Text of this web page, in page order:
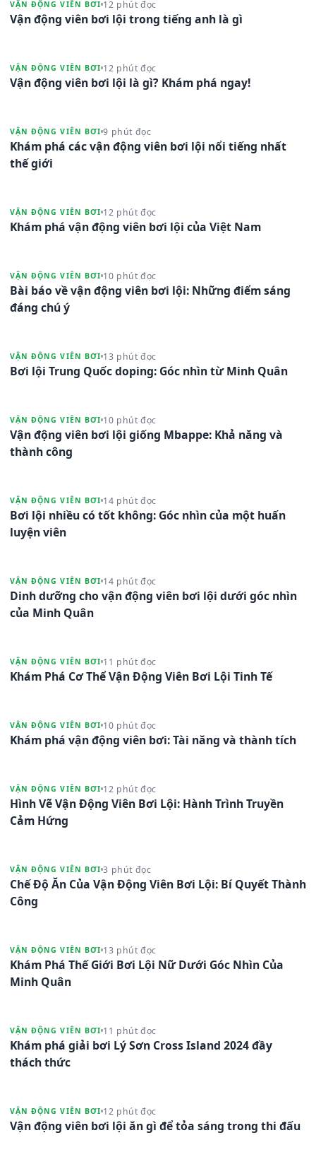
VẬN ĐỘNG VIÊN BƠI 12 phút đọc
Vận động viên bơi lội trong tiếng anh là gì
VẬN ĐỘNG VIÊN BƠI 12 phút đọc
Vận động viên bơi lội là gì? Khám phá ngay!
VẬN ĐỘNG VIÊN BƠI 9 phút đọc
Khám phá các vận động viên bơi lội nổi tiếng nhất
thế giới
VẬN ĐỘNG VIÊN BƠI 12 phút đọc
Khám phá vận động viên bơi lội của Việt Nam
VẬN ĐỘNG VIÊN BƠI 10 phút đọc
Bài báo về vận động viên bơi lội: Những điểm sáng
đáng chú ý
VẬN ĐỘNG VIÊN BƠI 13 phút đọc
Bơi lội Trung Quốc doping: Góc nhìn từ Minh Quân
VẬN ĐỘNG VIÊN BƠI 10 phút đọc
Vận động viên bơi lội giống Mbappe: Khả năng và
thành công
VẬN ĐỘNG VIÊN BƠI 14 phút đọc
Bơi lội nhiều có tốt không: Góc nhìn của một huấn
luyện viên
VẬN ĐỘNG VIÊN BƠI 14 phút đọc
Dinh dưỡng cho vận động viên bơi lội dưới góc nhìn
của Minh Quân
VẬN ĐỘNG VIÊN BƠI 11 phút đọc
Khám Phá Cơ Thể Vận Động Viên Bơi Lội Tinh Tế
VẬN ĐỘNG VIÊN BƠI 10 phút đọc
Khám phá vận động viên bơi: Tài năng và thành tích
VẬN ĐỘNG VIÊN BƠI 12 phút đọc
Hình Vẽ Vận Động Viên Bơi Lội: Hành Trình Truyền
Cảm Hứng
VẬN ĐỘNG VIÊN BƠI 3 phút đọc
Chế Độ Ăn Của Vận Động Viên Bơi Lội: Bí Quyết Thành
Công
VẬN ĐỘNG VIÊN BƠI 13 phút đọc
Khám Phá Thế Giới Bơi Lội Nữ Dưới Góc Nhìn Của
Minh Quân
VẬN ĐỘNG VIÊN BƠI 11 phút đọc
Khám phá giải bơi Lý Sơn Cross Island 2024 đầy
thách thức
VẬN ĐỘNG VIÊN BƠI 12 phút đọc
Vận động viên bơi lội ăn gì để tỏa sáng trong thi đấu